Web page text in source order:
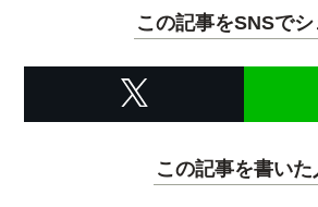
この記事をSNSでシ
この記事を書いた